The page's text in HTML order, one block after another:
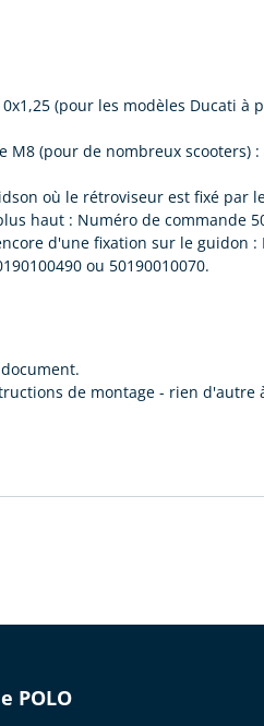
(pour les modèles Ducati
(pour de nombreux scooters) :
où le rétroviseur est fixé par
haut : Numéro de commande
d'une fixation sur le guidon :
ou 50190010070.
de montage - rien
POLO